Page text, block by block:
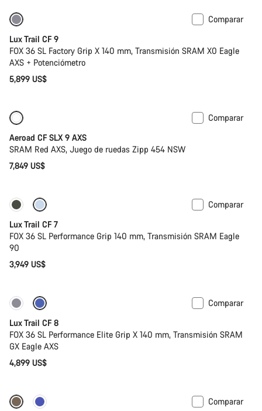
Comparar
Lux Trail CF 9
FOX 36 SL Factory Grip X 140 mm, Transmisión SRAM X0 Eagle
AXS + Potenciómetro
5,899 US$
Comparar
Aeroad CF SLX 9 AXS
SRAM Red AXS, Juego de ruedas Zipp 454 NSW
7,849 US$
Nuevo
Comparar
Lux Trail CF 7
FOX 36 SL Performance Grip 140 mm, Transmisión SRAM Eagle
90
3,949 US$
Nuevo
Comparar
Lux Trail CF 8
FOX 36 SL Performance Elite Grip X 140 mm, Transmisión SRAM
GX Eagle AXS
4,899 US$
Nuevo Comparar